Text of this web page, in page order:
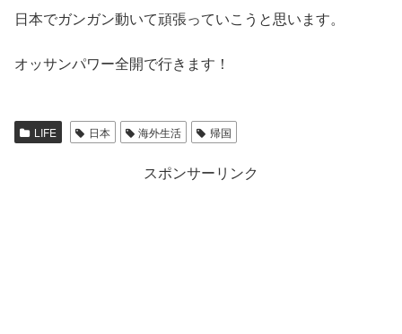
日本でガンガン動いて頑張っていこうと思います。
オッサンパワー全開で行きます！
LIFE 日本 海外生活 帰国
スポンサーリンク